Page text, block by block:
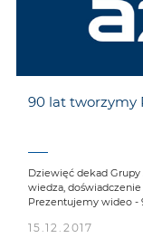
90 lat tworzymy
Dziewięć dekad Grupy
wiedza,
Prezentujemy wideo -
15.12.2017